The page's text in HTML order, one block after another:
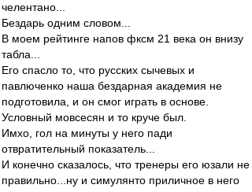
челентано...
Бездарь одним словом...
В моем рейтинге напов фксм 21 века он внизу
табла...
Его спасло то, что русских сычевых и
павлюченко наша бездарная академия не
подготовила, и он смог играть в основе.
Условный мовсесян и то круче был.
Имхо, гол на минуты у него пади
отвратительный показатель...
И конечно сказалось, что тренеры его юзали не
правильно...ну и симулянто приличное в него